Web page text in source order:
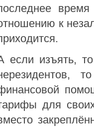
к
если изъять, то
для